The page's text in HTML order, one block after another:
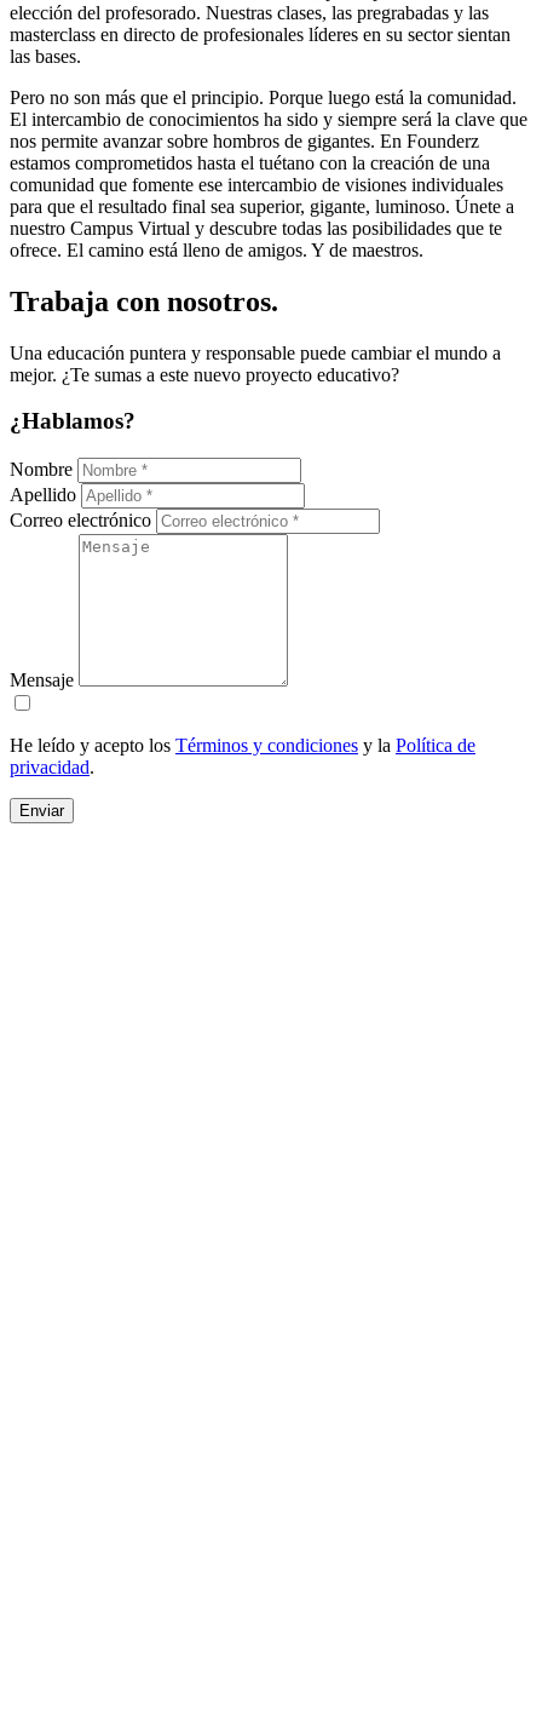
elección del profesorado. Nuestras clases, las pregrabadas y las
masterclass en directo de profesionales líderes en su sector sientan
las bases.
Pero no son más que el principio. Porque luego está la comunidad.
El intercambio de conocimientos ha sido y siempre será la clave que
nos permite avanzar sobre hombros de gigantes. En Founderz
estamos comprometidos hasta el tuétano con la creación de una
comunidad que fomente ese intercambio de visiones individuales
para que el resultado final sea superior, gigante, luminoso. Únete a
nuestro Campus Virtual y descubre todas las posibilidades que te
ofrece. El camino está lleno de amigos. Y de maestros.
Trabaja con nosotros.
Una educación puntera y responsable puede cambiar el mundo a
mejor. ¿Te sumas a este nuevo proyecto educativo?
¿Hablamos?
Nombre
Apellido
Correo electrónico
Mensaje
He leído y acepto los Términos y condiciones y la Política de
privacidad.
Enviar